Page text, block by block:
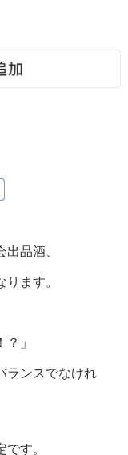
品酒、
ます。
」
ランスでなけれ
す。